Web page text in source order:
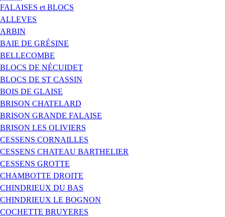
FALAISES et BLOCS
ALLEVES
ARBIN
BAIE DE GRÉSINE
BELLECOMBE
BLOCS DE NÉCUIDET
BLOCS DE ST CASSIN
BOIS DE GLAISE
BRISON CHATELARD
BRISON GRANDE FALAISE
BRISON LES OLIVIERS
CESSENS CORNAILLES
CESSENS CHATEAU BARTHELIER
CESSENS GROTTE
CHAMBOTTE DROITE
CHINDRIEUX DU BAS
CHINDRIEUX LE BOGNON
COCHETTE BRUYERES